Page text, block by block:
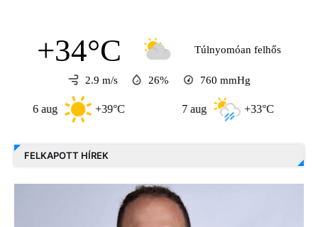
+34°C Túlnyomóan felhős
2.9 m/s 26% 760 mmHg
+39°C +33°C
FELKAPOTT HÍREK